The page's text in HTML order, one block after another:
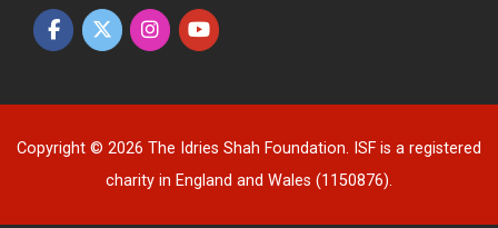
Copyright © 2026 The Idries Shah Foundation. ISF is a registered
charity in England and Wales (1150876).